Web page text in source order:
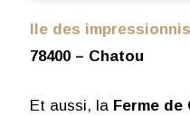
Ile des
78400 – Chatou
Et aussi, la Ferme de